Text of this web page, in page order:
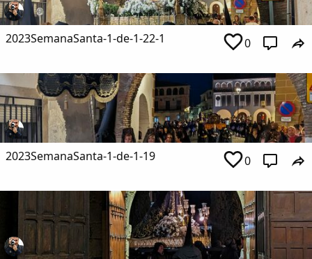
2023SemanaSanta-1-de-1-22-1 0
2023SemanaSanta-1-de-1-19 0